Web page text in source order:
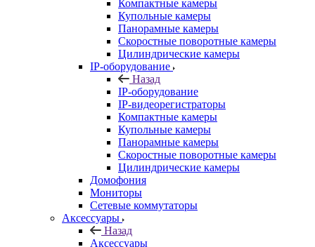
Компактные камеры
Купольные камеры
Панорамные камеры
Скоростные поворотные камеры
Цилиндрические камеры
IP-оборудование
Назад
IP-оборудование
IP-видеорегистраторы
Компактные камеры
Купольные камеры
Панорамные камеры
Скоростные поворотные камеры
Цилиндрические камеры
Домофония
Мониторы
Сетевые коммутаторы
Аксессуары
Назад
Аксессуары